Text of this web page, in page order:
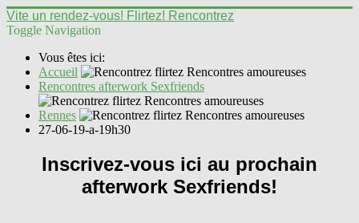
Vite un rendez-vous! Flirtez! Rencontrez
Toggle Navigation
Vous êtes ici:
Accueil
Rencontres afterwork Sexfriends
Rennes
27-06-19-a-19h30
Inscrivez-vous ici au prochain
afterwork Sexfriends!